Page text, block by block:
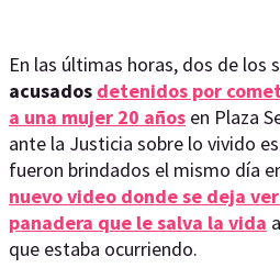
En las últimas horas, dos de los
acusados detenidos por
a una mujer 20 años en Plaza
ante la Justicia sobre lo vivido
fueron brindados el mismo día
nuevo video donde se deja
panadera que le salva la vida
que estaba ocurriendo.